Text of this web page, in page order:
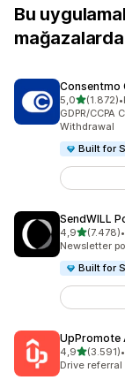
Bu
Consentmo
5,05 yıldız
(1.872)
toplam 1872 •
GDPR/CCPA
Withdrawal
Built for
SendWILL
4,95 yıldız
(7.478)
toplam 7478 •
Newsletter
Built for
UpPromote
4,95 yıldız
(3.591)
toplam 3591 •
Drive